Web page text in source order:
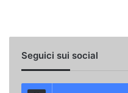
Seguici sui social